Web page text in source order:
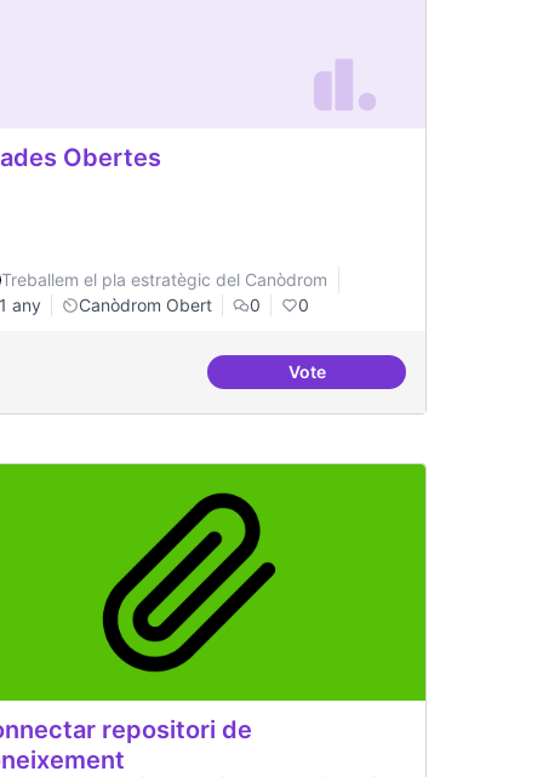
Jussana per fer formacions
Obertes
Treballem el pla estratègic del Canòdrom
1 any
Canòdrom Obert 0 0
VoteGrades Obertes
repositori de